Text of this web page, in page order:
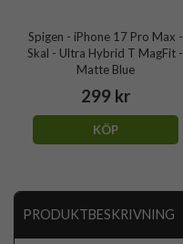
Spigen - iPhone 17 Pro Max -
Skal - Ultra Hybrid T MagFit -
Matte Blue
299 kr
KÖP
PRODUKTBESKRIVNING